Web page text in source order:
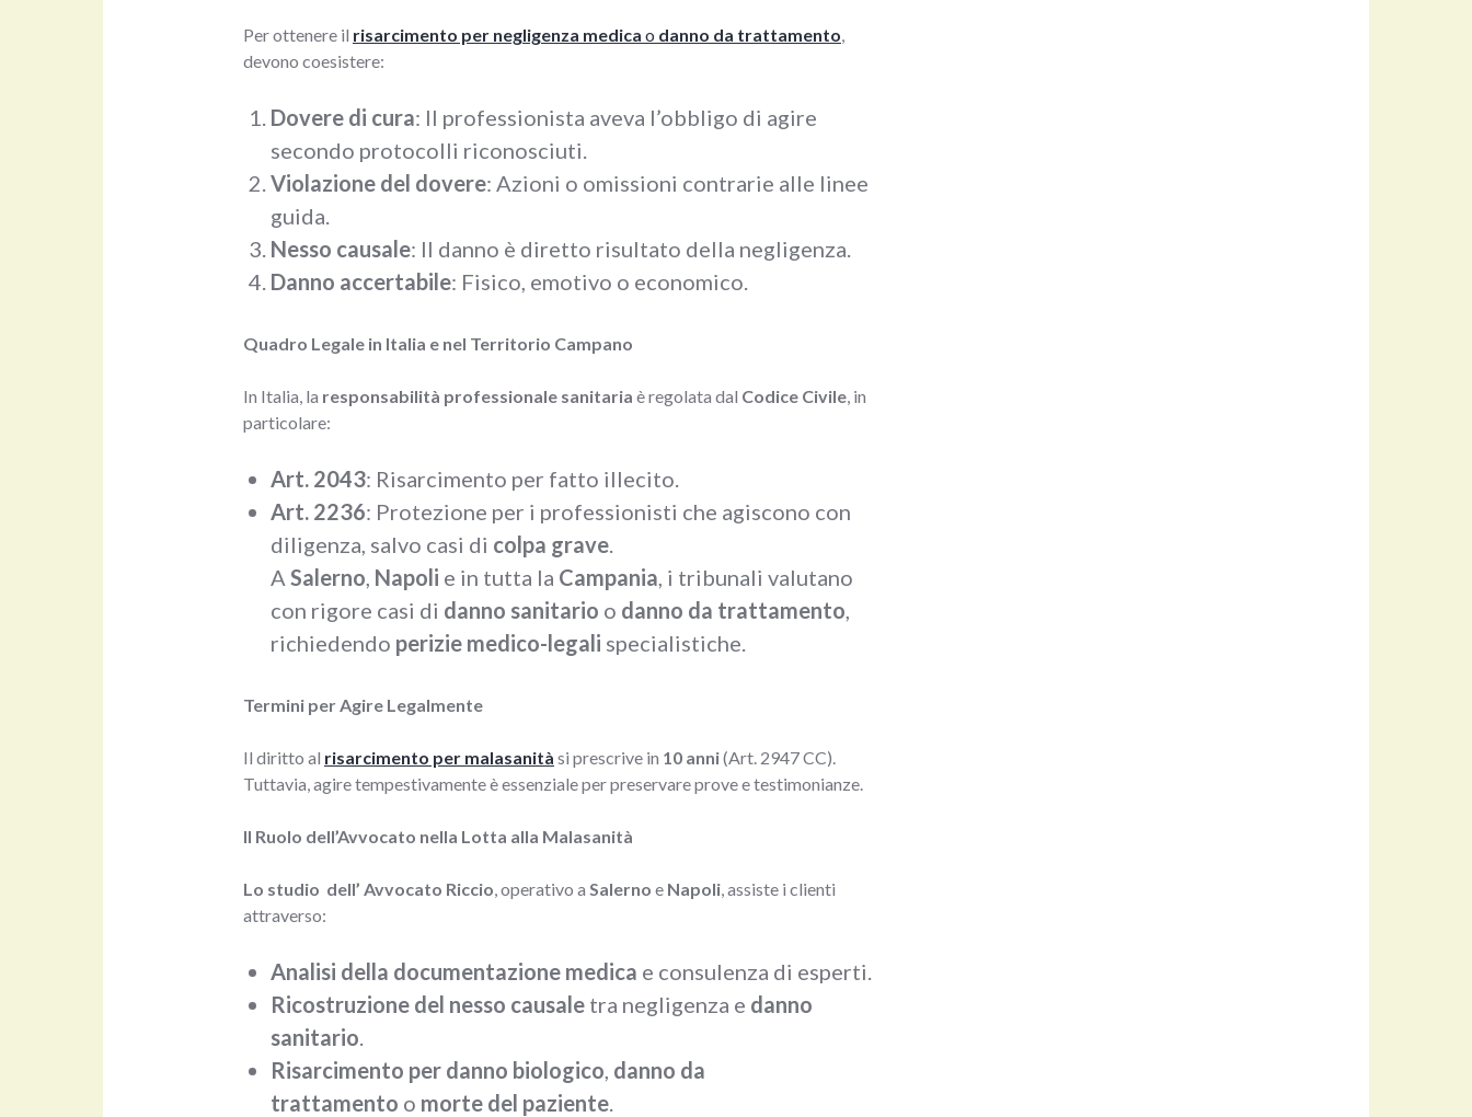
Per ottenere il risarcimento per negligenza medica o danno da trattamento,
devono coesistere:
Dovere di cura: Il professionista aveva l’obbligo di agire
secondo protocolli riconosciuti.
Violazione del dovere: Azioni o omissioni contrarie alle linee
guida.
Nesso causale: Il danno è diretto risultato della negligenza.
Danno accertabile: Fisico, emotivo o economico.
Quadro Legale in Italia e nel Territorio Campano
In Italia, la responsabilità professionale sanitaria è regolata dal Codice Civile, in
particolare:
Art. 2043: Risarcimento per fatto illecito.
Art. 2236: Protezione per i professionisti che agiscono con
diligenza, salvo casi di colpa grave.
A Salerno, Napoli e in tutta la Campania, i tribunali valutano
con rigore casi di danno sanitario o danno da trattamento,
richiedendo perizie medico-legali specialistiche.
Termini per Agire Legalmente
Il diritto al risarcimento per malasanità si prescrive in 10 anni(Art. 2947 CC).
Tuttavia, agire tempestivamente è essenziale per preservare prove e testimonianze.
Il Ruolo dell’Avvocato nella Lotta alla Malasanità
Lo studio dell’ Avvocato Riccio, operativo a Salerno e Napoli, assiste i clienti
attraverso:
Analisi della documentazione medica e consulenza di esperti.
Ricostruzione del nesso causaletra negligenza e danno
sanitario.
Risarcimento per danno biologico, danno da
trattamento o morte del paziente.